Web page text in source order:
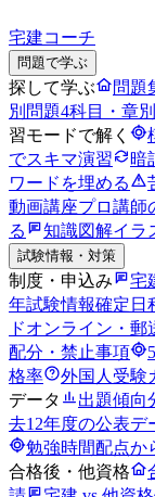
宅建コーチ
問題で学ぶ
探して学ぶ 問題
別問題4科目・章
習モードで解く
でスキマ演習
暗
ワードを埋める
動画講座プロ講師
る
知識図解イラ
試験情報・対策
制度・申込み 宅
年試験情報確定日
ドオンライン・郵
配分・禁止事項
格率
外国人受験
データ
出題傾向
去12年度の公表デ
勉強時間配点か
合格後・他資格